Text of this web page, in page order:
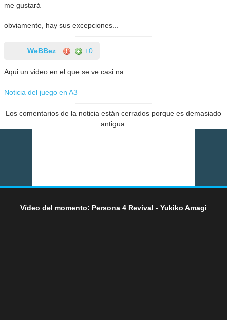
me gustará
obviamente, hay sus excepciones...
WeBBez +0
Aqui un video en el que se ve casi na
Noticia del juego en A3
Los comentarios de la noticia están cerrados porque es demasiado
antigua.
Vídeo del momento: Persona 4 Revival - Yukiko Amagi